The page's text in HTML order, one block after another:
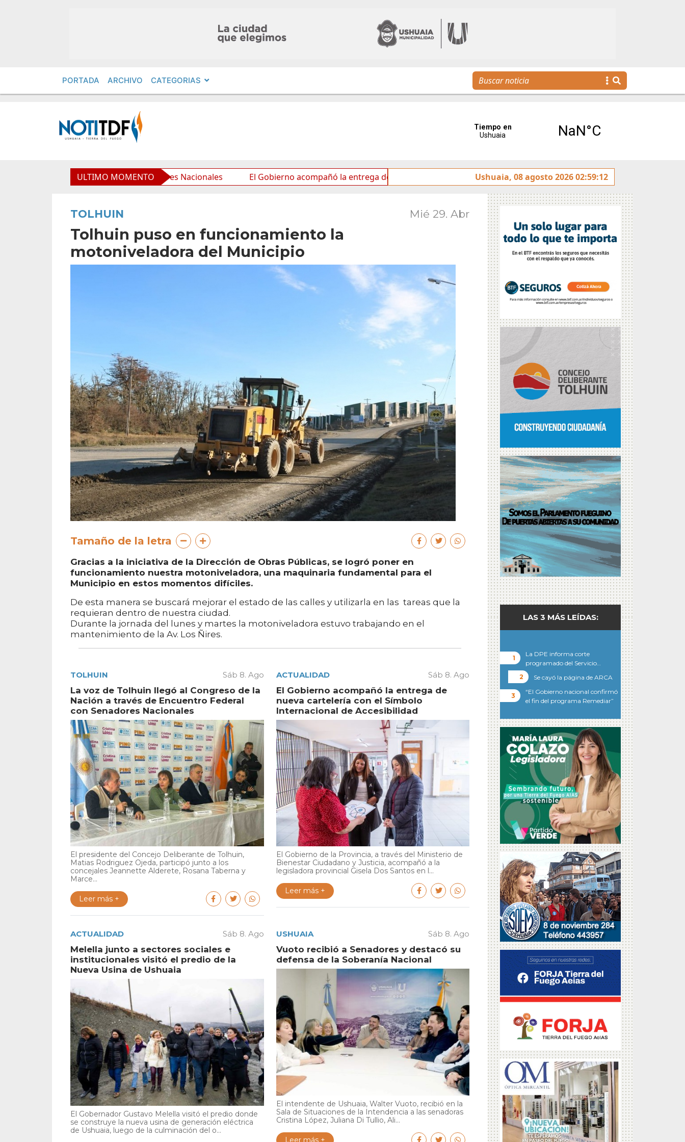
PORTADA ARCHIVO CATEGORIAS
ULTIMO MOMENTO
Encuentro Federal con Senadores Nacionales El Gobierno acompañó la entrega de nueva cartelería con el Símbolo Internacional de Accesibilidad
Ushuaia, 08 agosto 2026 02:59:12
TOLHUIN Mié 29. Abr
Tolhuin puso en funcionamiento la
motoniveladora del Municipio
Tamaño de la letra
Gracias a la iniciativa de la Dirección de Obras Públicas, se logró poner en
funcionamiento nuestra motoniveladora, una maquinaria fundamental para el
Municipio en estos momentos difíciles.
De esta manera se buscará mejorar el estado de las calles y utilizarla en las tareas que la
requieran dentro de nuestra ciudad.
Durante la jornada del lunes y martes la motoniveladora estuvo trabajando en el
mantenimiento de la Av. Los Ñires.
TOLHUIN Sáb 8. Ago
La voz de Tolhuin llegó al Congreso de la
Nación a través de Encuentro Federal
con Senadores Nacionales
El presidente del Concejo Deliberante de Tolhuin,
Matias Rodriguez Ojeda, participó junto a los
concejales Jeannette Alderete, Rosana Taberna y
Marce...
Leer más +
ACTUALIDAD Sáb 8. Ago
El Gobierno acompañó la entrega de
nueva cartelería con el Símbolo
Internacional de Accesibilidad
El Gobierno de la Provincia, a través del Ministerio de
Bienestar Ciudadano y Justicia, acompañó a la
legisladora provincial Gisela Dos Santos en l...
Leer más +
ACTUALIDAD Sáb 8. Ago
Melella junto a sectores sociales e
institucionales visitó el predio de la
Nueva Usina de Ushuaia
El Gobernador Gustavo Melella visitó el predio donde
se construye la nueva usina de generación eléctrica
de Ushuaia, luego de la culminación del o...
USHUAIA Sáb 8. Ago
Vuoto recibió a Senadores y destacó su
defensa de la Soberanía Nacional
El intendente de Ushuaia, Walter Vuoto, recibió en la
Sala de Situaciones de la Intendencia a las senadoras
Cristina López, Juliana Di Tullio, Ali...
Leer más +
LAS 3 MÁS LEÍDAS:
La DPE informa corte
programado del Servicio…
Se cayó la página de ARCA
“El Gobierno nacional confirmó
el fin del programa Remediar”